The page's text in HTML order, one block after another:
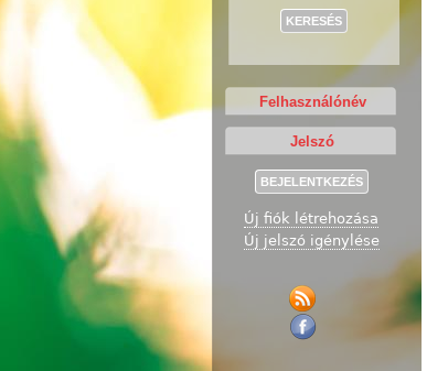
Új fiók létrehozása
Új jelszó igénylése